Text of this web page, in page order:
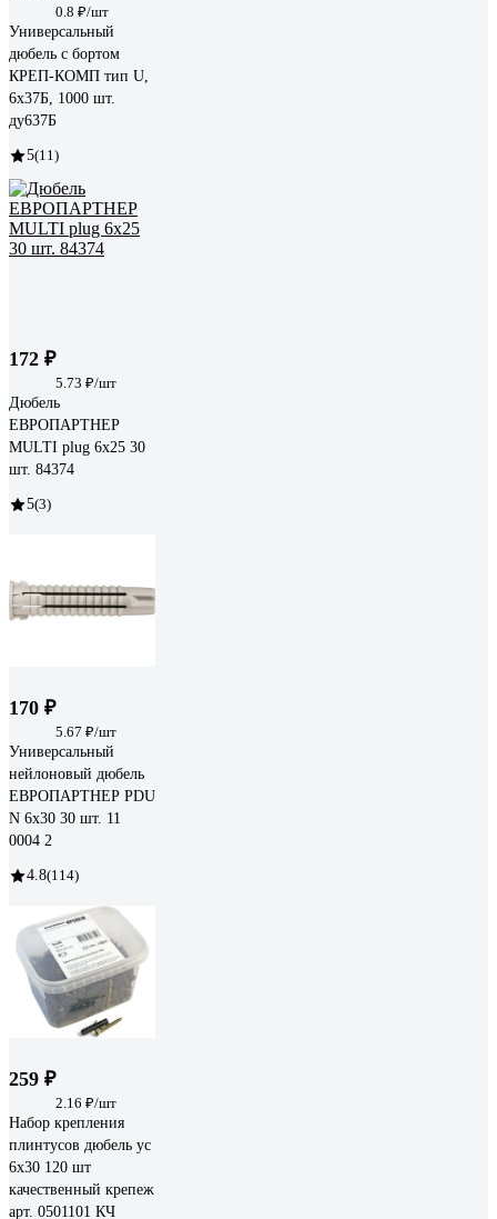
0.8 ₽/шт
Универсальный
дюбель с бортом
КРЕП-КОМП тип U,
6x37Б, 1000 шт.
ду637Б
5(11)
172 ₽
5.73 ₽/шт
Дюбель
ЕВРОПАРТНЕР
MULTI plug 6х25 30
шт. 84374
5(3)
170 ₽
5.67 ₽/шт
Универсальный
нейлоновый дюбель
ЕВРОПАРТНЕР PDU
N 6x30 30 шт. 11
0004 2
4.8(114)
259 ₽
2.16 ₽/шт
Набор крепления
плинтусов дюбель ус
6x30 120 шт
качественный крепеж
арт. 0501101 КЧ